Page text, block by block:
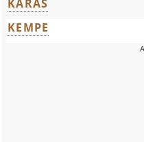
KARAS
KEMPE